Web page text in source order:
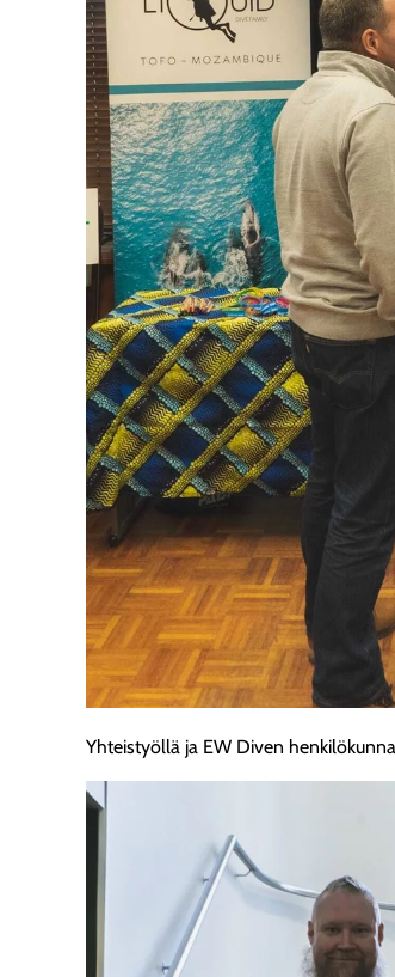
Yhteistyöllä ja EW Diven